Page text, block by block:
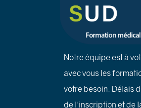
Notre équipe est à
avec vous les
votre besoin. Délais
de l'inscription et de